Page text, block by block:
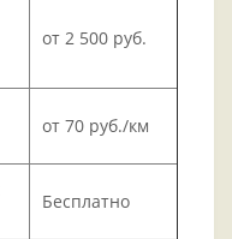
от 2 500 руб.
от 70 руб./км
Бесплатно